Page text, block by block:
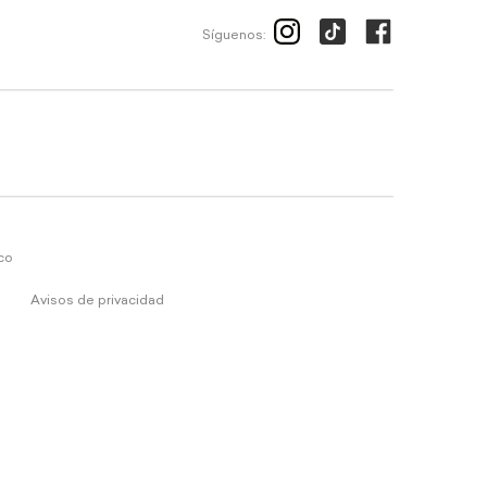
Síguenos:
Avisos de privacidad